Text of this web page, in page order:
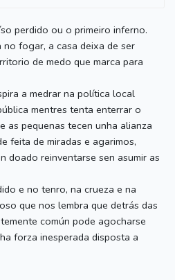
perdido ou o primeiro inferno.
fogar, a casa deixa de ser
de medo que marca para
a medrar na política local
mentres tenta enterrar o
as pequenas tecen unha alianza
feita de miradas e agarimos,
doado reinventarse sen asumir as
e no tenro, na crueza e na
que nos lembra que detrás das
común pode agocharse
forza inesperada disposta a